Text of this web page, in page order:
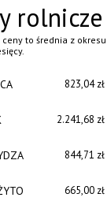
rolnicze
to średnia z okresu
823,04 zł
2.241,68 zł
844,71 zł
665,00 zł